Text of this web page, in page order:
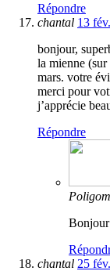
Répondre
chantal 13
bonjour,
la mienne (sur
mars. votre
merci pour
j’apprécie
Répondre
Poligom
chantal 25